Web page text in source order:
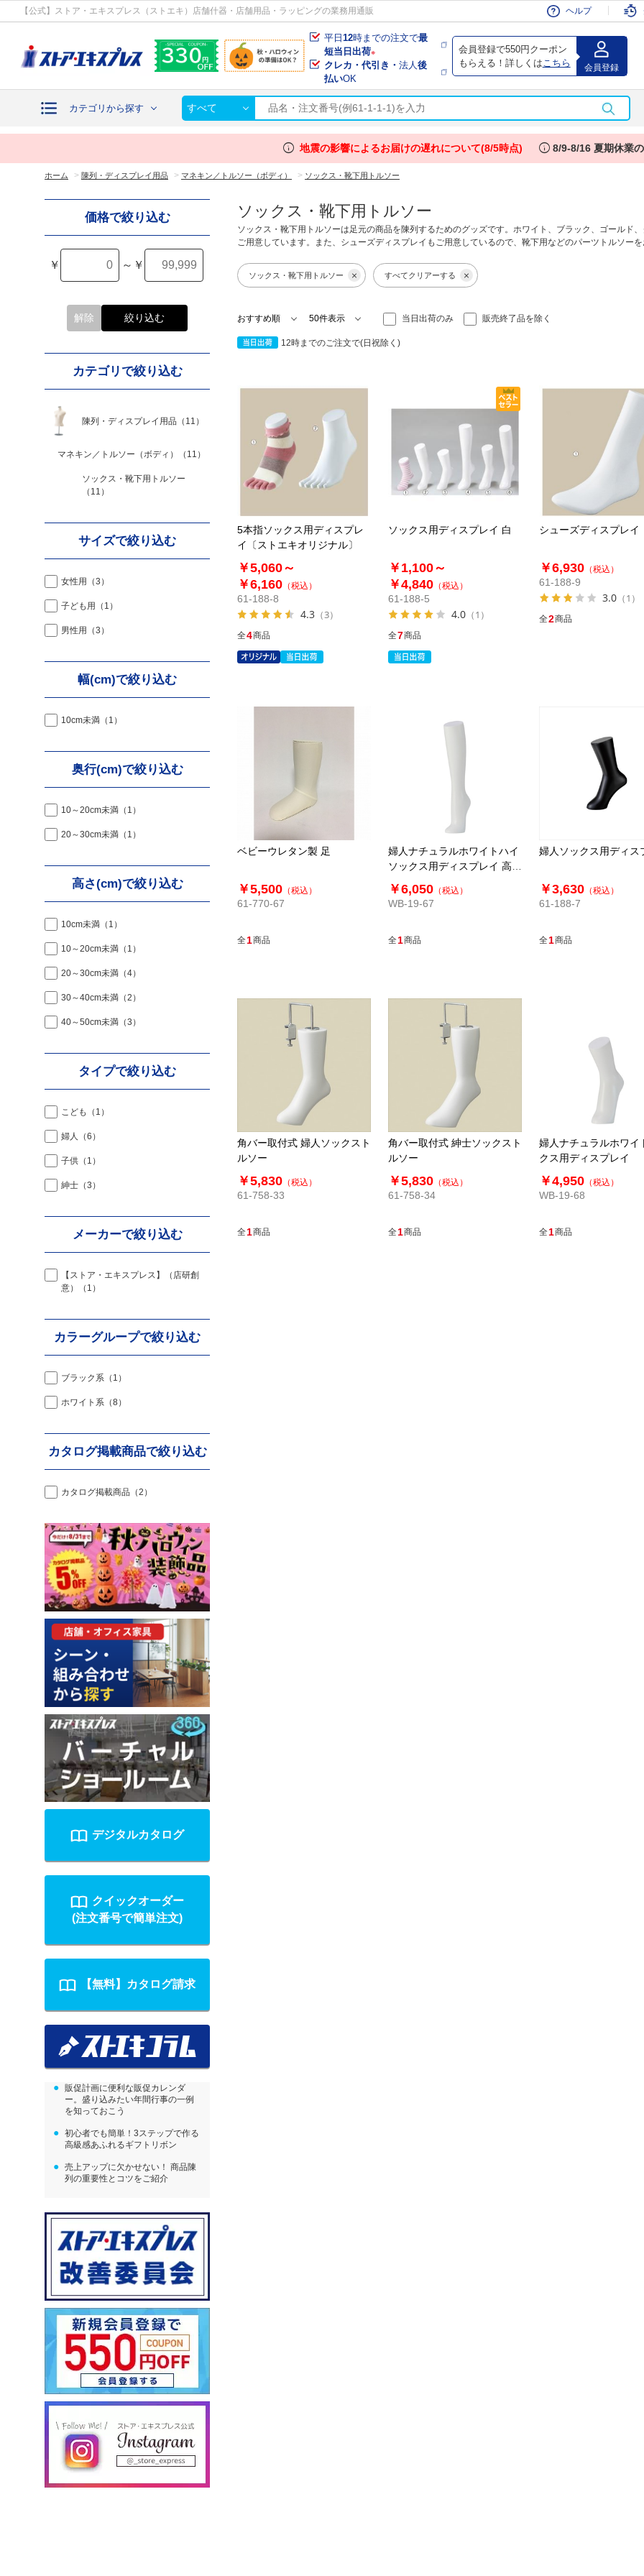
【公式】ストア・エキスプレス（ストエキ）店舗什器・店舗用品・ラッピングの業務用通販 ヘルプ
平日12時までの注文で最
短当日出荷※
クレカ・代引き・法人後
払いOK
会員登録で550円クーポン
もらえる！詳しくは こちら 会員登録
カテゴリから探す すべて
会員
info 地震の影響によるお届けの遅れについて(8/5時点) info 8/9-8/16 夏期休業
ホーム > 陳列・ディスプレイ用品 > マネキン／トルソー（ボディ） > ソックス・靴下用トルソー
価格で絞り込む
￥ ～ ￥
解除 絞り込む
カテゴリで絞り込む
陳列・ディスプレイ用品 （11）
マネキン／トルソー（ボディ） （11）
ソックス・靴下用トルソー
（11）
サイズで絞り込む
女性用 （3）
子ども用 （1）
男性用 （3）
幅(cm)で絞り込む
10cm未満 （1）
奥行(cm)で絞り込む
10～20cm未満 （1）
20～30cm未満 （1）
高さ(cm)で絞り込む
10cm未満 （1）
10～20cm未満 （1）
20～30cm未満 （4）
30～40cm未満 （2）
40～50cm未満 （3）
タイプで絞り込む
こども （1）
婦人 （6）
子供 （1）
紳士 （3）
メーカーで絞り込む
【ストア・エキスプレス】（店研創
意）
（1）
カラーグループで絞り込む
ブラック系 （1）
ホワイト系 （8）
カタログ掲載商品で絞り込む
カタログ掲載商品 （2）
デジタルカタログ
クイックオーダー
(注文番号で簡単注文)
【無料】カタログ請求
販促計画に便利な販促カレンダ
ー。盛り込みたい年間行事の一例
を知っておこう
初心者でも簡単！3ステップで作る
高級感あふれるギフトリボン
売上アップに欠かせない！ 商品陳
列の重要性とコツをご紹介
ソックス・靴下用トルソー
ソックス・靴下用トルソーは足元の商品を陳列するためのグッズです。ホワイト、ブラック、ゴールド
ご用意しています。また、シューズディスプレイもご用意しているので、靴下用などのパーツトルソー
ソックス・靴下用トルソー すべてクリアーする
当日出荷のみ 販売終了品を除く
12時までのご注文で(日祝除く)
5本指ソックス用ディスプレ
イ〔ストエキオリジナル〕
￥5,060～
￥6,160 （税込）
61-188-8
4.3 （3）
全4商品
ソックス用ディスプレイ 白
￥1,100～
￥4,840 （税込）
61-188-5
4.0 （1）
全7商品
シューズディスプレイ
￥6,930 （税込）
61-188-9
3.0 （1）
全2商品
ベビーウレタン製 足
￥5,500 （税込）
61-770-67
全1商品
婦人ナチュラルホワイトハイ
ソックス用ディスプレイ 高さ
48cm
￥6,050 （税込）
WB-19-67
全1商品
婦人ソックス用ディス
￥3,630 （税込）
61-188-7
全1商品
角バー取付式 婦人ソックスト
ルソー
￥5,830 （税込）
61-758-33
全1商品
角バー取付式 紳士ソックスト
ルソー
￥5,830 （税込）
61-758-34
全1商品
婦人ナチュラルホワイ
クス用ディスプレイ
￥4,950 （税込）
WB-19-68
全1商品